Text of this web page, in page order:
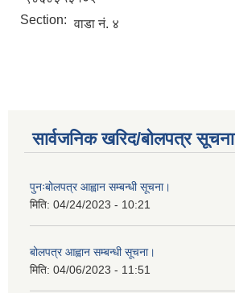
Section: वाडा नं. ४
सार्वजनिक खरिद/बोलपत्र सूचना
पुनःबोलपत्र आह्वान सम्बन्धी सूचना।
मिति: 04/24/2023 - 10:21
बोलपत्र आह्वान सम्बन्धी सूचना।
मिति: 04/06/2023 - 11:51